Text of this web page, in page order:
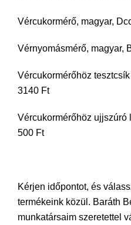
Vércukormérő, magyar,
Vérnyomásmérő, magyar,
Vércukormérőhöz
3140 Ft
Vércukormérőhöz ujjszúró
500 Ft
Kérjen időpontot, és
termékeink közül. Baráth
munkatársaim szeretettel